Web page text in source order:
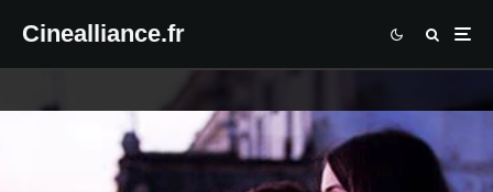
Cinealliance.fr